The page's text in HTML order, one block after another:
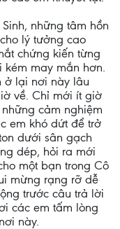
những tâm hồn
lý tưởng cao
chứng kiến từng
may mắn hơn.
ở lại nơi này lâu
về. Chỉ mới ít giờ
cảm nghiệm
em khó dứt để trở
dưới sân gạch
dép, hỏi ra mới
một bạn trong Cô
mừng rạng rỡ dễ
trước câu trả lời
các em tấm lòng
này.